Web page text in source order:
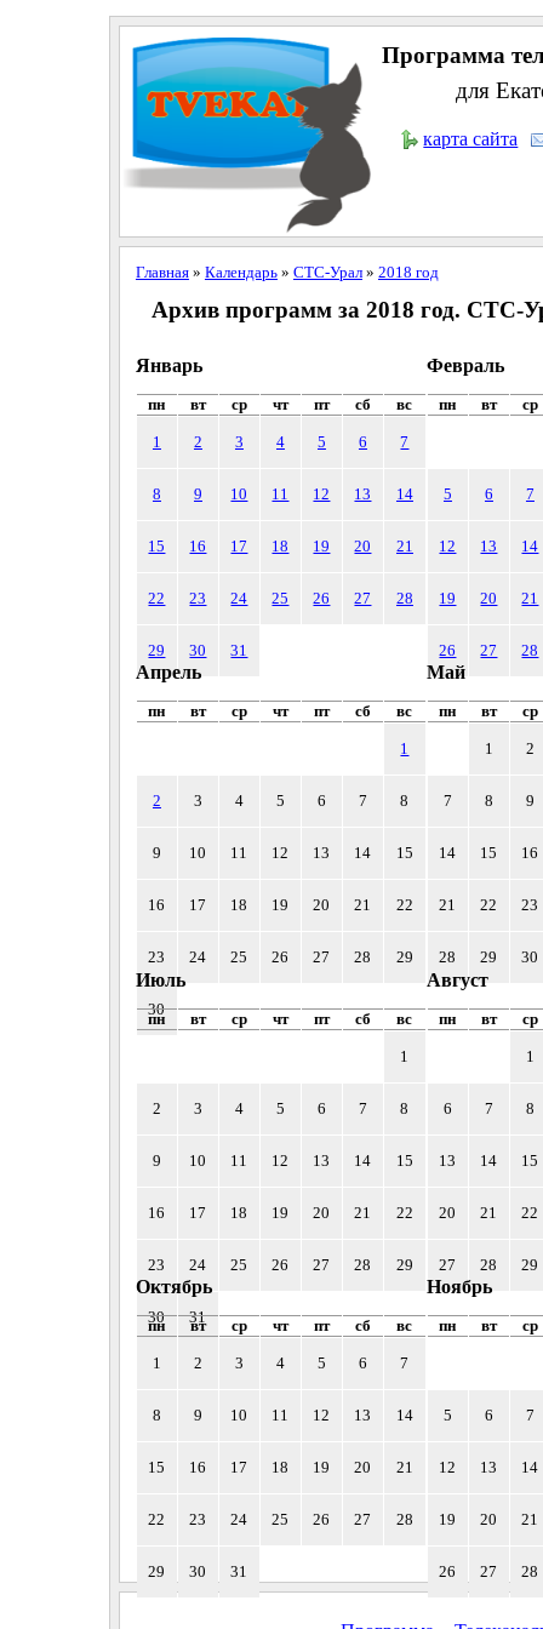
Программа
для
карта сайта
Главная» Календарь» СТС-Урал» 2018 год
Архив программ за 2018 год. СТС-
Январь
пн вт ср чт пт сб вс
1 2 3 4 5 6 7
8 9 10 11 12 13 14
15 16 17 18 19 20 21
22 23 24 25 26 27 28
29 30 31
Февраль
пн вт ср
5 6 7
12 13 14
19 20 21
26 27 28
Апрель
пн вт ср чт пт сб вс
1
2 3 4 5 6 7 8
9 10 11 12 13 14 15
16 17 18 19 20 21 22
23 24 25 26 27 28 29
30
Май
пн вт ср
1 2
7 8 9
14 15 16
21 22 23
28 29 30
Июль
пн вт ср чт пт сб вс
1
2 3 4 5 6 7 8
9 10 11 12 13 14 15
16 17 18 19 20 21 22
23 24 25 26 27 28 29
30 31
Август
пн вт ср
1
6 7 8
13 14 15
20 21 22
27 28 29
Октябрь
пн вт ср чт пт сб вс
1 2 3 4 5 6 7
8 9 10 11 12 13 14
15 16 17 18 19 20 21
22 23 24 25 26 27 28
29 30 31
Ноябрь
пн вт ср
5 6 7
12 13 14
19 20 21
26 27 28